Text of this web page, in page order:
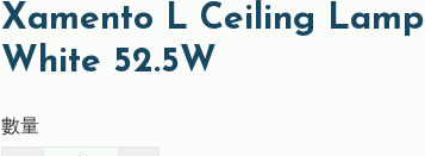
Xamento L Ceiling Lamp
White 52.5W
數量